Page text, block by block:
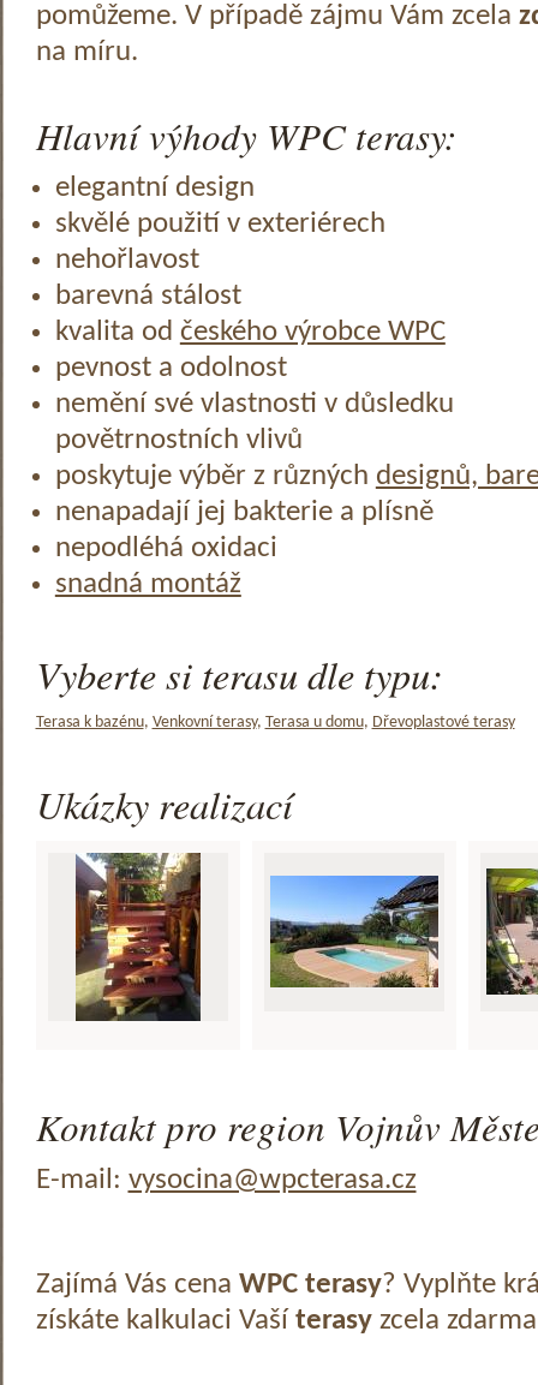
pomůžeme. V případě zájmu Vám zcela
na míru.
Hlavní výhody WPC terasy:
elegantní design
skvělé použití v exteriérech
nehořlavost
barevná stálost
kvalita od českého výrobce WPC
pevnost a odolnost
nemění své vlastnosti v důsledku
povětrnostních vlivů
poskytuje výběr z různých designů,
nenapadají jej bakterie a plísně
nepodléhá oxidaci
snadná montáž
Vyberte si terasu dle typu:
Terasa k bazénu, Venkovní terasy, Terasa u domu, Dřevoplastové terasy
Ukázky realizací
Kontakt pro region Vojnův
E-mail: vysocina@wpcterasa.cz
Zajímá Vás cena WPC terasy? Vyplňte
získáte kalkulaci Vaší terasyzcela